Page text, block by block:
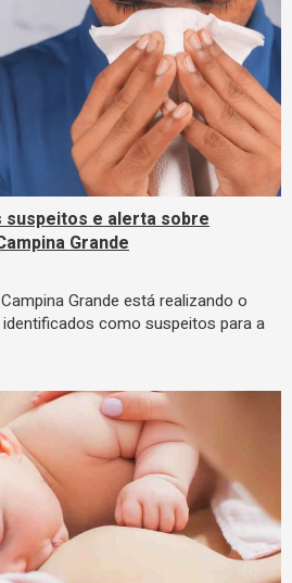
suspeitos e alerta sobre
Grande
Grande está realizando o
como suspeitos para a